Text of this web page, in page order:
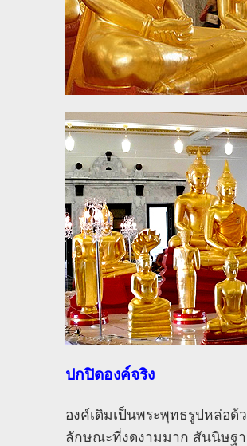
ปกปิดองค์จริง
องค์เดิมเป็นพระพุทธรูปหล่อ
ลักษณะที่งดงามมาก สันนิษฐ